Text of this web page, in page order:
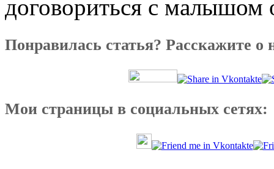
договориться с малышом
Понравилась статья? Расскажите о
Мои страницы в социальных сетях: